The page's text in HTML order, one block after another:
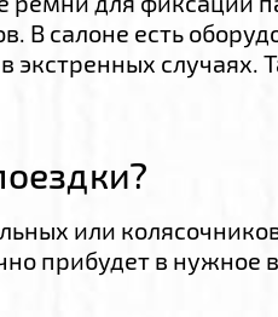
В салоне есть
экстренных
или
прибудет в нужное